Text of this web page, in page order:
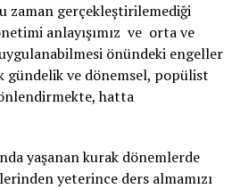
zaman gerçekleştirilemediği
anlayışımız ve orta ve
önündeki engeller
gündelik ve dönemsel, popülist
hatta
yaşanan kurak dönemlerde
yeterince ders almamızı